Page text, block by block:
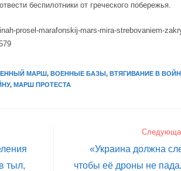
беспилотники от греческого побережья.
prosel-marafonskij-mars-mira-strebovaniem-
МАРШ, ВОЕННЫЕ БАЗЫ, ВТЯГИВАНИЕ В
, МАРШ ПРОТЕСТА
тыл,
«Украина должна
чтобы её дроны не